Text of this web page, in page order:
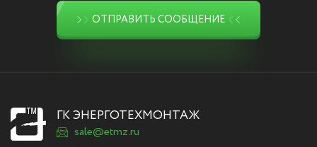
ОТПРАВИТЬ СООБЩЕНИЕ
ГК ЭНЕРГОТЕХМОНТАЖ
sale@etmz.ru